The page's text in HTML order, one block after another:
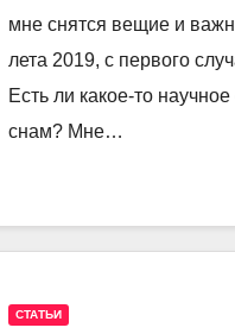
мне снятся вещие и
лета 2019, с первого
Есть ли какое-то
снам? Мне…
СТАТЬИ